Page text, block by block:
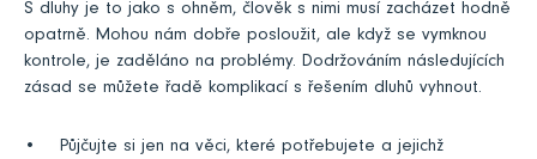
S dluhy je to jako s ohněm, člověk s nimi musí zacházet hodně
opatrně. Mohou nám dobře posloužit, ale když se vymknou
kontrole, je zaděláno na problémy. Dodržováním následujících
zásad se můžete řadě komplikací s řešením dluhů vyhnout.
• Půjčujte si jen na věci, které potřebujete a jejichž